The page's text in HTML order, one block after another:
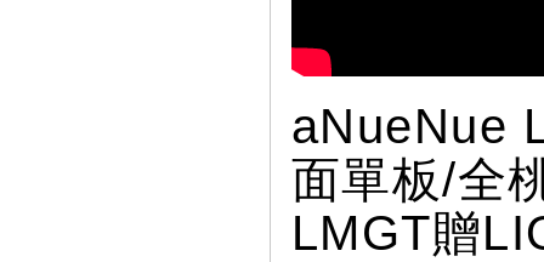
aNueNue
面單板/全
LMGT贈